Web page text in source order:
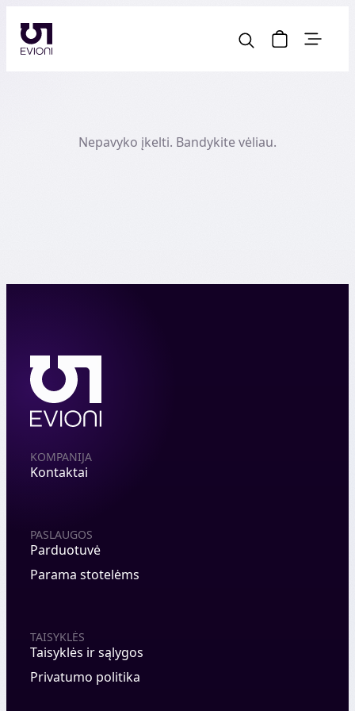
Nepavyko įkelti. Bandykite vėliau.
KOMPANIJA
Kontaktai
PASLAUGOS
Parduotuvė
Parama stotelėms
TAISYKLĖS
Taisyklės ir sąlygos
Privatumo politika